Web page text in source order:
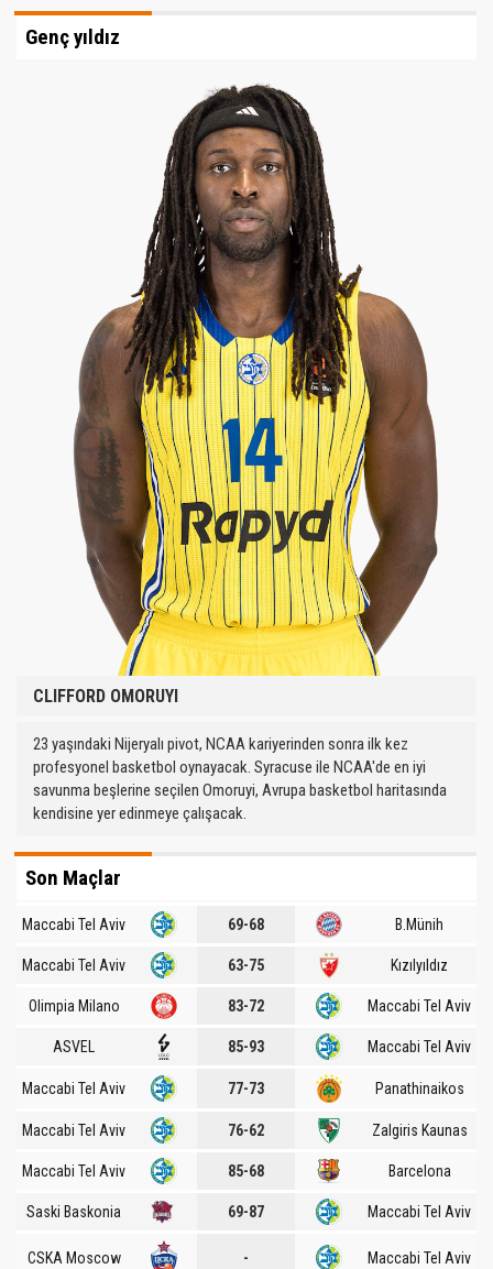
Genç yıldız
CLIFFORD OMORUYI
23 yaşındaki Nijeryalı pivot, NCAA kariyerinden sonra ilk kez
profesyonel basketbol oynayacak. Syracuse ile NCAA'de en iyi
savunma beşlerine seçilen Omoruyi, Avrupa basketbol haritasında
kendisine yer edinmeye çalışacak.
Son Maçlar
Maccabi Tel Aviv 69-68 B.Münih
Maccabi Tel Aviv 63-75 Kızılyıldız
Olimpia Milano 83-72 Maccabi Tel Aviv
ASVEL 85-93 Maccabi Tel Aviv
Maccabi Tel Aviv 77-73 Panathinaikos
Maccabi Tel Aviv 76-62 Zalgiris Kaunas
Maccabi Tel Aviv 85-68 Barcelona
Saski Baskonia 69-87 Maccabi Tel Aviv
CSKA Moscow - Maccabi Tel Aviv